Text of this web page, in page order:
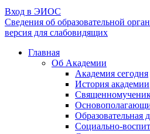
Вход в ЭИОС
Сведения об образовательной
версия для слабовидящих
Главная
Об Академии
Академия сегодня
История академии
Образовательная
Социально-